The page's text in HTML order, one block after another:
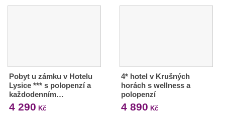
Pobyt u zámku v Hotelu
Lysice *** s polopenzí a
každodenním…
4 290 Kč
4* hotel v Krušných
horách s wellness a
polopenzí
4 890 Kč